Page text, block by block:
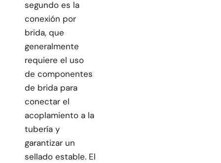
segundo es la
conexión por
brida, que
generalmente
requiere el uso
de componentes
de brida para
conectar el
acoplamiento a la
tubería y
garantizar un
sellado estable. El